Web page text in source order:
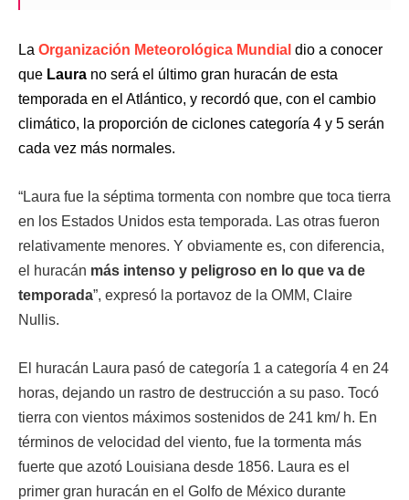
La Organización Meteorológica Mundial dio a conocer
que Laura no será el último gran huracán de esta
temporada en el Atlántico, y recordó que, con el cambio
climático, la proporción de ciclones categoría 4 y 5 serán
cada vez más normales.
“Laura fue la séptima tormenta con nombre que toca tierra
en los Estados Unidos esta temporada. Las otras fueron
relativamente menores. Y obviamente es, con diferencia,
el huracán más intenso y peligroso en lo que va de
temporada”, expresó la portavoz de la OMM, Claire
Nullis.
El huracán Laura pasó de categoría 1 a categoría 4 en 24
horas, dejando un rastro de destrucción a su paso. Tocó
tierra con vientos máximos sostenidos de 241 km/ h. En
términos de velocidad del viento, fue la tormenta más
fuerte que azotó Louisiana desde 1856. Laura es el
primer gran huracán en el Golfo de México durante